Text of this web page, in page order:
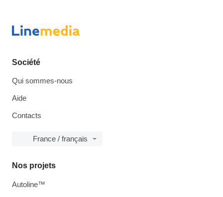
Société
Qui sommes-nous
Aide
Contacts
France / français
Nos projets
Autoline™